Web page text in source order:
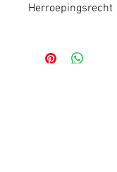
Herroepingsrecht
aankoop